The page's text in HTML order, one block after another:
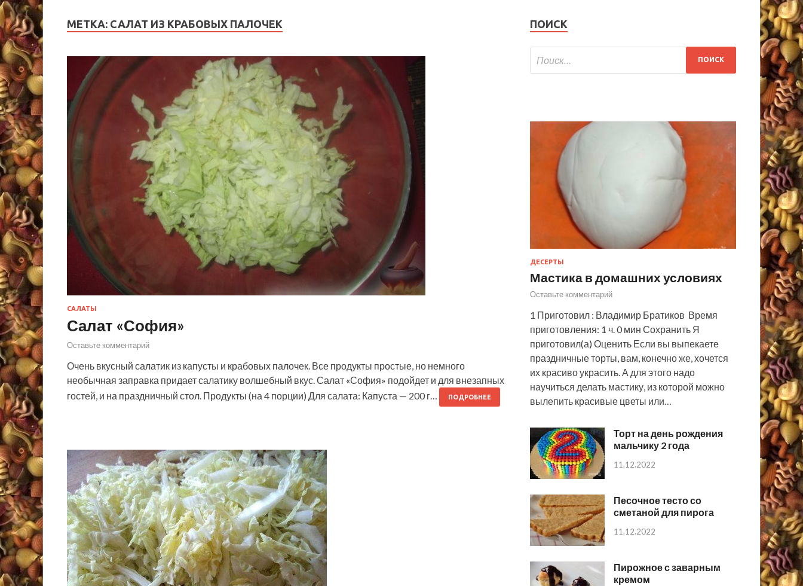
МЕТКА: САЛАТ ИЗ КРАБОВЫХ ПАЛОЧЕК
САЛАТЫ
Салат «София»
Оставьте комментарий
Очень вкусный салатик из капусты и крабовых палочек. Все продукты простые, но немного
необычная заправка придает салатику волшебный вкус. Салат «София» подойдет и для внезапных
гостей, и на праздничный стол. Продукты (на 4 порции) Для салата: Капуста — 200 г…
ПОДРОБНЕЕ
ПОИСК
ДЕСЕРТЫ
Мастика в домашних условиях
Оставьте комментарий
1 Приготовил : Владимир Братиков Время
приготовления: 1 ч. 0 мин Сохранить Я
приготовил(а) Оценить Если вы выпекаете
праздничные торты, вам, конечно же, хочется
их красиво украсить. А для этого надо
научиться делать мастику, из которой можно
вылепить красивые цветы или…
Торт на день рождения
мальчику 2 года
11.12.2022
Песочное тесто со
сметаной для пирога
11.12.2022
Пирожное с заварным
кремом